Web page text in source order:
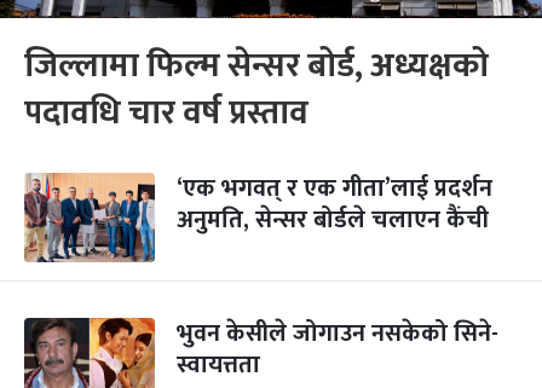
जिल्लामा फिल्म सेन्सर बोर्ड, अध्यक्षको
पदावधि चार वर्ष प्रस्ताव
‘एक भगवत् र एक गीता’लाई प्रदर्शन
अनुमति, सेन्सर बोर्डले चलाएन कैंची
भुवन केसीले जोगाउन नसकेको सिने-
स्वायत्तता